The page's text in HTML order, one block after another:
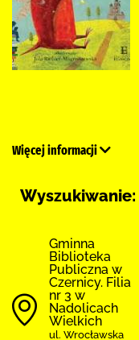
Więcej informacji
Wyszukiwanie:
Gminna
Biblioteka
Publiczna w
Czernicy. Filia
nr 3 w
Nadolicach
Wielkich
ul. Wrocławska